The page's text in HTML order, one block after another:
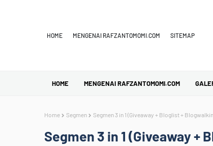
HOME MENGENAI RAFZANTOMOMI.COM SITEMAP
HOME MENGENAI RAFZANTOMOMI.COM
Home Segmen Segmen 3 in 1 (Giveaway + Bloglist +
Segmen 3 in 1 (Giveaway +